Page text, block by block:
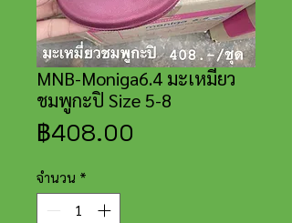
MNB-Moniga6.4 มะเหมี่ยว
ชมพูกะปิ Size 5-8
฿408.00
จำนวน *